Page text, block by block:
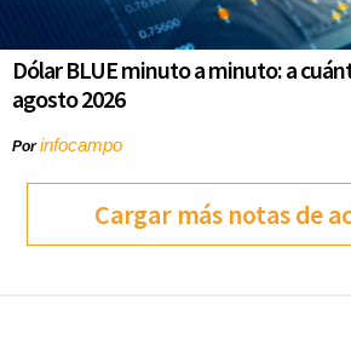
Dólar BLUE minuto a minuto: a
agosto 2026
Porinfocampo
Cargar más notas de